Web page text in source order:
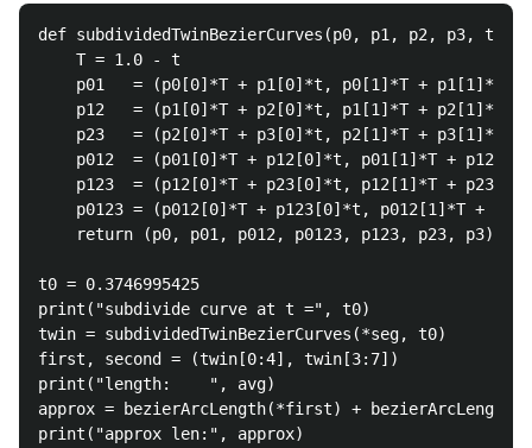
def subdividedTwinBezierCurves(p0, p1, p2, p3, t):
    T = 1.0 - t
    p01   = (p0[0]*T + p1[0]*t, p0[1]*T + p1[1]*t)
    p12   = (p1[0]*T + p2[0]*t, p1[1]*T + p2[1]*t)
    p23   = (p2[0]*T + p3[0]*t, p2[1]*T + p3[1]*t)
p012  = (p01[0]*T + p12[0]*t, p01[1]*T +
p123  = (p12[0]*T + p23[0]*t, p12[1]*T +
p0123 = (p012[0]*T + p123[0]*t, p012[1]*T +
    return (p0, p01, p012, p0123, p123, p23, p3)
t0 = 0.3746995425
print("subdivide curve at t =", t0)
twin = subdividedTwinBezierCurves(*seg, t0)
first, second = (twin[0:4], twin[3:7])
print("length:    ", avg)
approx = bezierArcLength(*first) +
print("approx len:", approx)